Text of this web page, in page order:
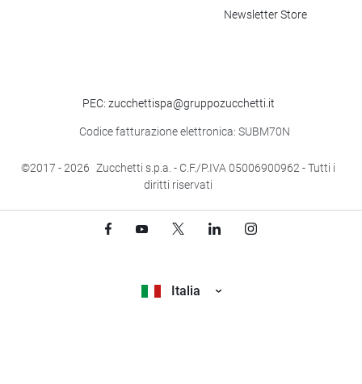
Newsletter Store
©2017- 2026 Zucchetti s.p.a. - C.F./P.IVA 05006900962 - Tutti i
diritti riservati
PEC: zucchettispa@gruppozucchetti.it
Codice fatturazione elettronica: SUBM70N
Italia